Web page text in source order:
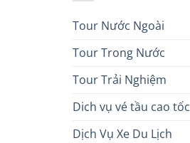
Tour Nước Ngoài
Tour Trong Nước
Tour Trải Nghiệm
Dich vụ vé tầu cao tốc
Dịch Vụ Xe Du Lịch